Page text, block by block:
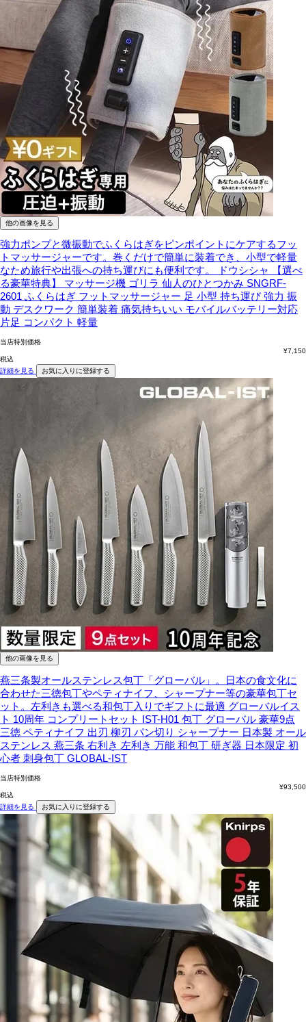
他の画像を見る
強力ポンプと微振動でふくらはぎをピンポイントにケアするフッ
トマッサージャーです。巻くだけで簡単に装着でき、小型で軽量
なため旅行や出張への持ち運びにも便利です。
ドウシシャ 【選べ
る豪華特典】 マッサージ機 ゴリラ 仙人のひとつかみ SNGRF-
2601 ふくらはぎ フットマッサージャー 足 小型 持ち運び 強力 振
動 デスクワーク 簡単装着 痛気持ちいい モバイルバッテリー対応
片足 コンパクト 軽量
当店特別価格
¥7,150
税込
詳細を見る
お気に入りに登録する
他の画像を見る
燕三条製オールステンレス包丁「グローバル」。日本の食文化に
合わせた三徳包丁やペティナイフ、シャープナー等の豪華包丁セ
ット。左利きも選べる和包丁入りでギフトに最適 グローバルイス
ト 10周年 コンプリートセット IST-H01 包丁 グローバル 豪華9点
三徳 ペティナイフ 出刃 柳刃 パン切り シャープナー 日本製 オール
ステンレス 燕三条 右利き 左利き 万能 和包丁 研ぎ器 日本限定 初
心者 刺身包丁 GLOBAL-IST
当店特別価格
¥93,500
税込
詳細を見る
お気に入りに登録する